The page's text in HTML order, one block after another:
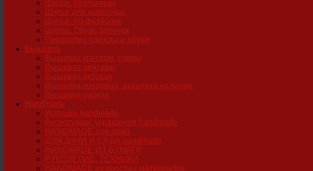
Шитье. Игольницы
Шитье для животных
Шитье. Из футболок
Шитье. Обувь,тапочки
Переделка одежды и обуви
Вышивка
Вышивка крестом, схемы
Вышивка лентами
Вышивка детская
Вышивка ковровая, вышивка на канве
Вышивка разная
Handmade
Игрушки handmade
Аксессуары, украшения handmade
HANDMADE для дома
ДЛЯ ДАЧИ И САДА handmade
HANDMADE ИЗ БУМАГИ
РУКОДЕЛИЕ. ТЕХНИКИ
HANDMADE из простых материалов